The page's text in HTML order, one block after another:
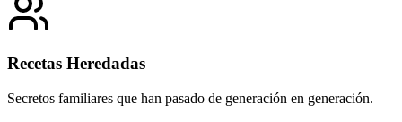
Recetas Heredadas
Secretos familiares que han pasado de generación en generación.